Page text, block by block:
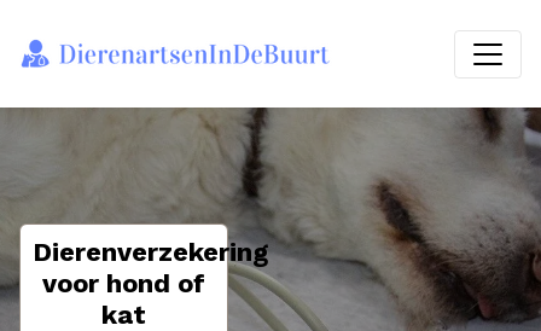
Dierenverzekering
voor hond of
kat